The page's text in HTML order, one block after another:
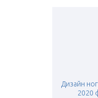
Дизайн
2020